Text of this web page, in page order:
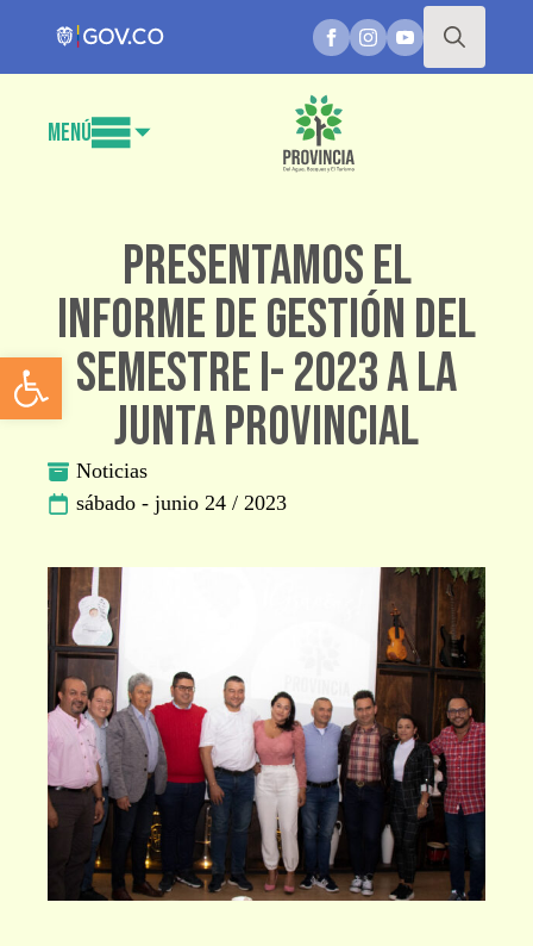
Abrir barra de herramientas
Menú
Presentamos el
informe de gestión del
semestre I- 2023 a la
Junta Provincial
Noticias
sábado - junio 24 / 2023